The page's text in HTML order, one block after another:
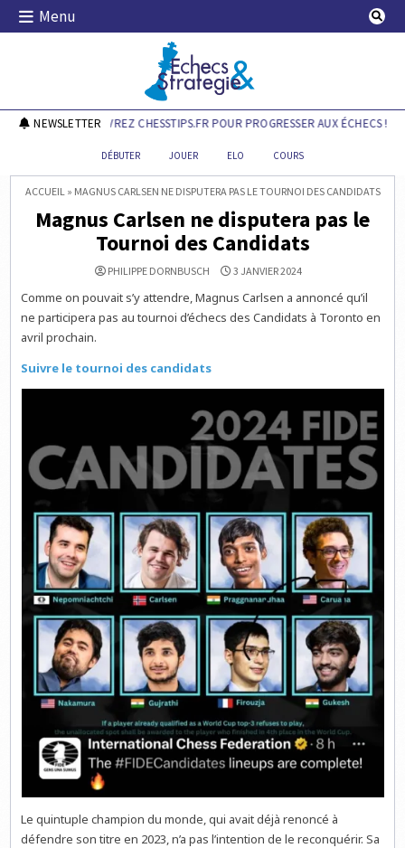
Skip
Menu
Echecs & Stratégie
NEWSLETTER
DÉCOUVREZ CHESSTIPS.FR POUR PROGRESSER AUX ÉCHECS !
DÉBUTER JOUER ELO COURS
ACCUEIL» MAGNUS CARLSEN NE DISPUTERA PAS LE TOURNOI DES CANDIDATS
Magnus Carlsen ne disputera pas le
Tournoi des Candidats
PHILIPPE DORNBUSCH 3 JANVIER 2024
Comme on pouvait s’y attendre, Magnus Carlsen a annoncé qu’il
ne participera pas au tournoi d’échecs des Candidats à Toronto en
avril prochain.
Suivre le tournoi des candidats
Le quintuple champion du monde, qui avait déjà renoncé à
défendre son titre en 2023, n’a pas l’intention de le reconquérir. Sa